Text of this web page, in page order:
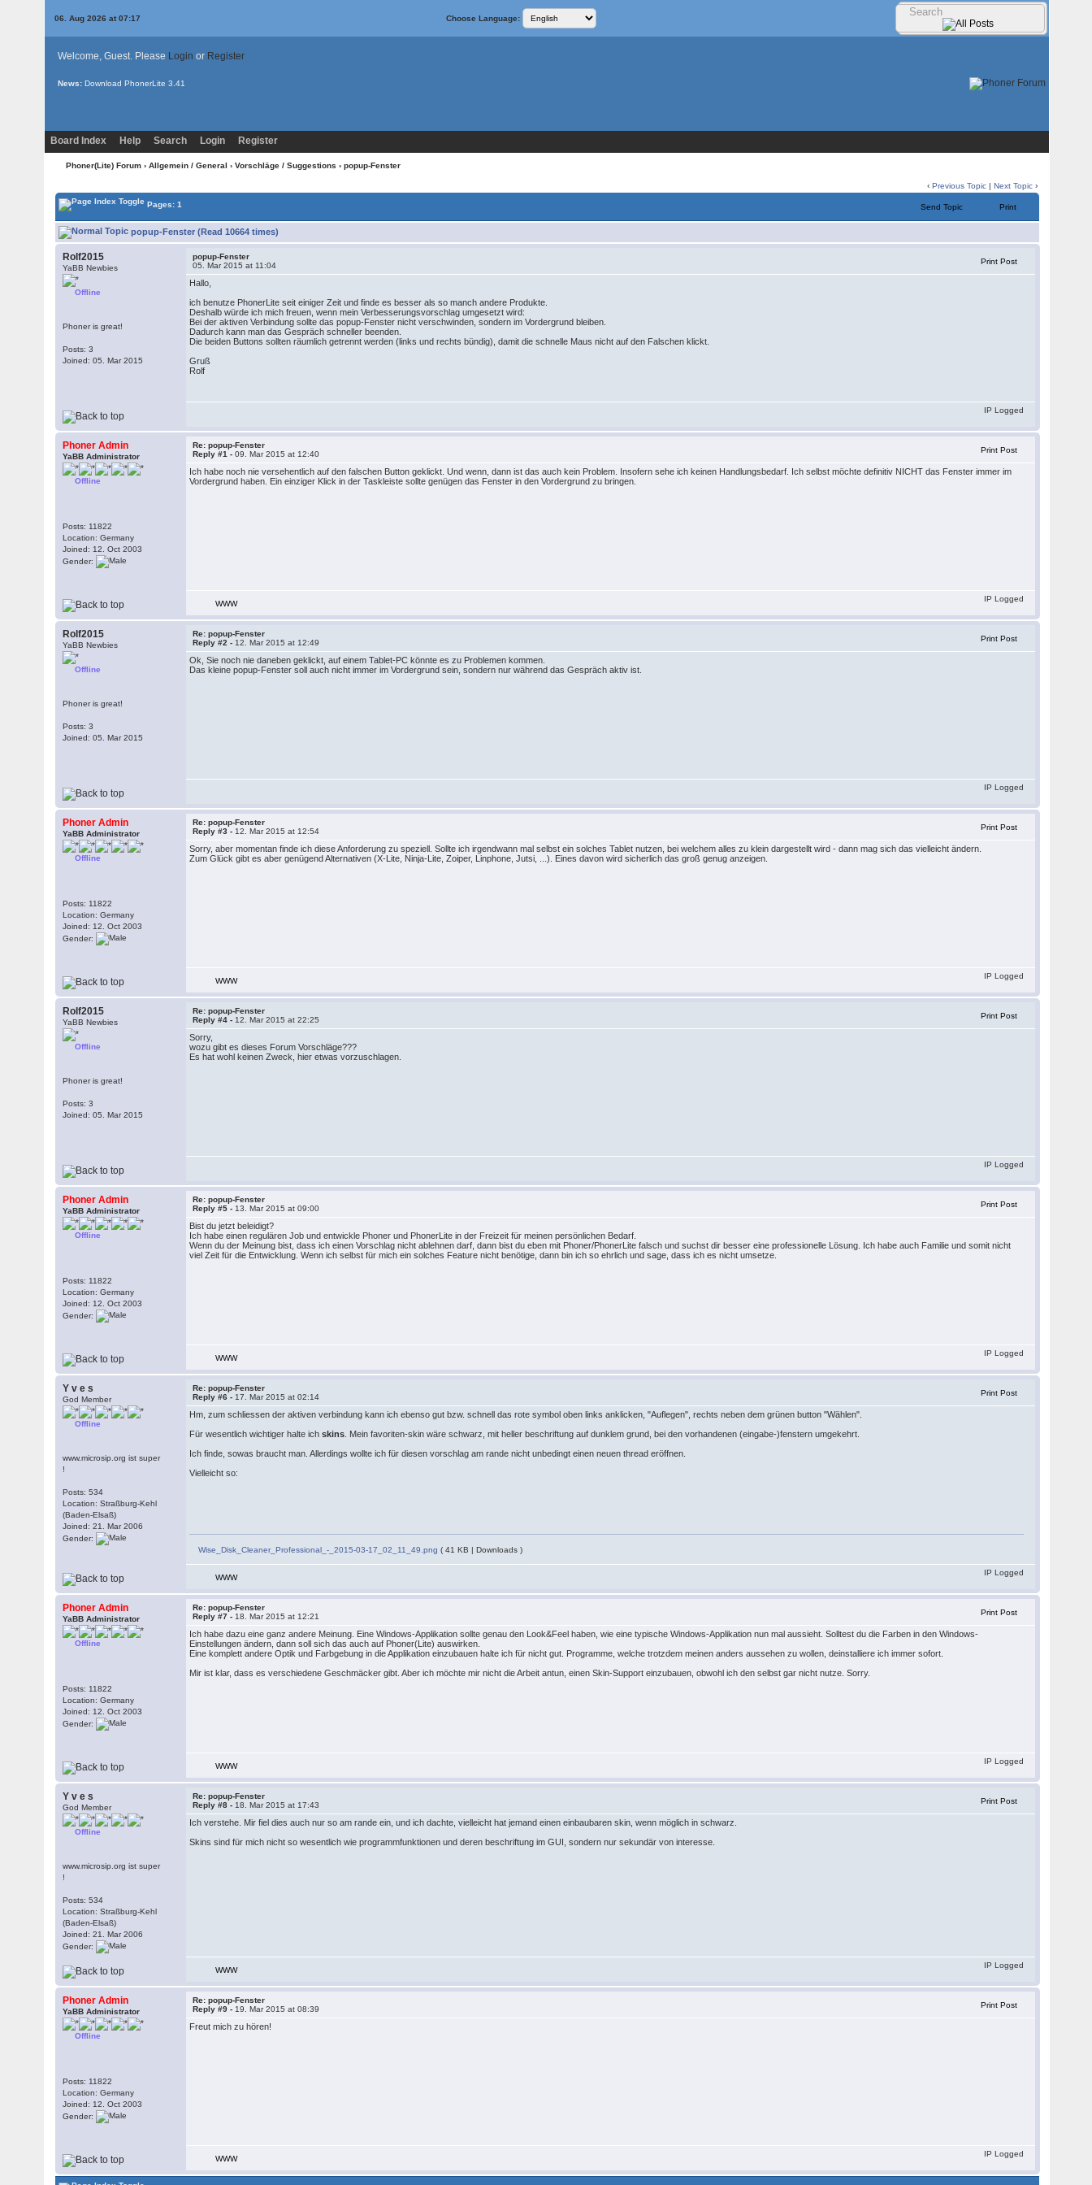
06. Aug 2026 at 07:17 Choose Language:
Welcome, Guest. Please Login or Register
News: Download PhonerLite 3.41
Board Index Help Search Login Register
Phoner(Lite) Forum › Allgemein / General › Vorschläge / Suggestions › popup-Fenster
‹Previous Topic |Next Topic ›
Pages: 1 Send Topic Print
popup-Fenster (Read 10664 times)
Rolf2015
YaBB Newbies
Offline
Phoner is great!
Posts: 3
Joined: 05. Mar 2015
popup-Fenster
05. Mar 2015 at 11:04
Print Post
Hallo,
ich benutze PhonerLite seit einiger Zeit und finde es besser als so manch andere Produkte.
Deshalb würde ich mich freuen, wenn mein Verbesserungsvorschlag umgesetzt wird:
Bei der aktiven Verbindung sollte das popup-Fenster nicht verschwinden, sondern im Vordergrund bleiben.
Dadurch kann man das Gespräch schneller beenden.
Die beiden Buttons sollten räumlich getrennt werden (links und rechts bündig), damit die schnelle Maus nicht auf den Falschen klickt.
Gruß
Rolf
IP Logged
Phoner Admin
YaBB Administrator
Offline
Posts: 11822
Location: Germany
Joined: 12. Oct 2003
Gender:
Re: popup-Fenster
Reply #1 -09. Mar 2015 at 12:40 Print Post
Ich habe noch nie versehentlich auf den falschen Button geklickt. Und wenn, dann ist das auch kein Problem. Insofern sehe ich keinen Handlungsbedarf. Ich selbst möchte definitiv NICHT das Fenster immer im
Vordergrund haben. Ein einziger Klick in der Taskleiste sollte genügen das Fenster in den Vordergrund zu bringen.
WWW
IP Logged
Rolf2015
YaBB Newbies
Offline
Phoner is great!
Posts: 3
Joined: 05. Mar 2015
Re: popup-Fenster
Reply #2 - 12. Mar 2015 at 12:49 Print Post
Ok, Sie noch nie daneben geklickt, auf einem Tablet-PC könnte es zu Problemen kommen.
Das kleine popup-Fenster soll auch nicht immer im Vordergrund sein, sondern nur während das Gespräch aktiv ist.
IP Logged
Phoner Admin
YaBB Administrator
Offline
Posts: 11822
Location: Germany
Joined: 12. Oct 2003
Gender:
Re: popup-Fenster
Reply #3 - 12. Mar 2015 at 12:54 Print Post
Sorry, aber momentan finde ich diese Anforderung zu speziell. Sollte ich irgendwann mal selbst ein solches Tablet nutzen, bei welchem alles zu klein dargestellt wird - dann mag sich das vielleicht ändern.
Zum Glück gibt es aber genügend Alternativen (X-Lite, Ninja-Lite, Zoiper, Linphone, Jutsi, ...). Eines davon wird sicherlich das groß genug anzeigen.
WWW
IP Logged
Rolf2015
YaBB Newbies
Offline
Phoner is great!
Posts: 3
Joined: 05. Mar 2015
Re: popup-Fenster
Reply #4 - 12. Mar 2015 at 22:25 Print Post
Sorry,
wozu gibt es dieses Forum Vorschläge???
Es hat wohl keinen Zweck, hier etwas vorzuschlagen.
IP Logged
Phoner Admin
YaBB Administrator
Offline
Posts: 11822
Location: Germany
Joined: 12. Oct 2003
Gender:
Re: popup-Fenster
Reply #5 - 13. Mar 2015 at 09:00 Print Post
Bist du jetzt beleidigt?
Ich habe einen regulären Job und entwickle Phoner und PhonerLite in der Freizeit für meinen persönlichen Bedarf.
Wenn du der Meinung bist, dass ich einen Vorschlag nicht ablehnen darf, dann bist du eben mit Phoner/PhonerLite falsch und suchst dir besser eine professionelle Lösung. Ich habe auch Familie und somit nicht
viel Zeit für die Entwicklung. Wenn ich selbst für mich ein solches Feature nicht benötige, dann bin ich so ehrlich und sage, dass ich es nicht umsetze.
WWW
IP Logged
Y v e s
God Member
Offline
www.microsip.org ist super
!
Posts: 534
Location: Straßburg-Kehl
(Baden-Elsaß)
Joined: 21. Mar 2006
Gender:
Re: popup-Fenster
Reply #6 - 17. Mar 2015 at 02:14 Print Post
Hm, zum schliessen der aktiven verbindung kann ich ebenso gut bzw. schnell das rote symbol oben links anklicken, "Auflegen", rechts neben dem grünen button "Wählen".
Für wesentlich wichtiger halte ichskins . Mein favoriten-skin wäre schwarz, mit heller beschriftung auf dunklem grund, bei den vorhandenen (eingabe-)fenstern umgekehrt.
Ich finde, sowas braucht man. Allerdings wollte ich für diesen vorschlag am rande nicht unbedingt einen neuen thread eröffnen.
Vielleicht so:
Wise_Disk_Cleaner_Professional_-_2015-03-17_02_11_49.png ( 41 KB | Downloads )
WWW
IP Logged
Phoner Admin
YaBB Administrator
Offline
Posts: 11822
Location: Germany
Joined: 12. Oct 2003
Gender:
Re: popup-Fenster
Reply #7 - 18. Mar 2015 at 12:21 Print Post
Ich habe dazu eine ganz andere Meinung. Eine Windows-Applikation sollte genau den Look&Feel haben, wie eine typische Windows-Applikation nun mal aussieht. Solltest du die Farben in den Windows-
Einstellungen ändern, dann soll sich das auch auf Phoner(Lite) auswirken.
Eine komplett andere Optik und Farbgebung in die Applikation einzubauen halte ich für nicht gut. Programme, welche trotzdem meinen anders aussehen zu wollen, deinstalliere ich immer sofort.
Mir ist klar, dass es verschiedene Geschmäcker gibt. Aber ich möchte mir nicht die Arbeit antun, einen Skin-Support einzubauen, obwohl ich den selbst gar nicht nutze. Sorry.
WWW
IP Logged
Y v e s
God Member
Offline
www.microsip.org ist super
!
Posts: 534
Location: Straßburg-Kehl
(Baden-Elsaß)
Joined: 21. Mar 2006
Gender:
Re: popup-Fenster
Reply #8 - 18. Mar 2015 at 17:43 Print Post
Ich verstehe. Mir fiel dies auch nur so am rande ein, und ich dachte, vielleicht hat jemand einen einbaubaren skin, wenn möglich in schwarz.
Skins sind für mich nicht so wesentlich wie programmfunktionen und deren beschriftung im GUI, sondern nur sekundär von interesse.
WWW
IP Logged
Phoner Admin
YaBB Administrator
Offline
Posts: 11822
Location: Germany
Joined: 12. Oct 2003
Gender:
Re: popup-Fenster
Reply #9 - 19. Mar 2015 at 08:39 Print Post
Freut mich zu hören!
WWW
IP Logged